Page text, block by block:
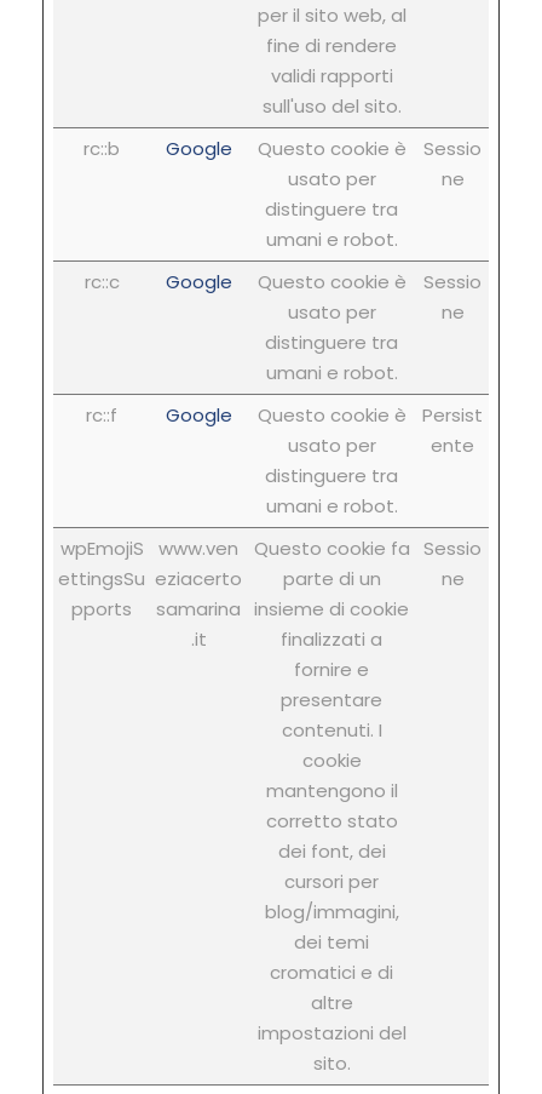
per il sito web, al
fine di rendere
validi rapporti
sull'uso del sito.
rc::b Google
Questo cookie è
usato per
distinguere tra
umani e robot.
Sessio
ne
rc::c Google
Questo cookie è
usato per
distinguere tra
umani e robot.
Sessio
ne
rc::f Google
Questo cookie è
usato per
distinguere tra
umani e robot.
Persist
ente
wpEmojiS
ettingsSu
pports
www.ven
eziacerto
samarina
.it
Questo cookie fa
parte di un
insieme di cookie
finalizzati a
fornire e
presentare
contenuti. I
cookie
mantengono il
corretto stato
dei font, dei
cursori per
blog/immagini,
dei temi
cromatici e di
altre
impostazioni del
sito.
Sessio
ne